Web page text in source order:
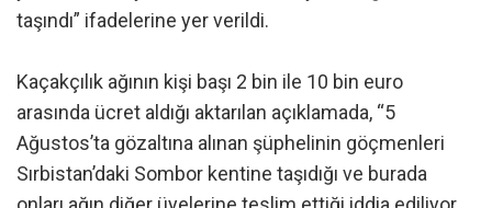
taşındı” ifadelerine yer verildi.
Kaçakçılık ağının kişi başı 2 bin ile 10 bin euro
arasında ücret aldığı aktarılan açıklamada, “5
Ağustos’ta gözaltına alınan şüphelinin göçmenleri
Sırbistan’daki Sombor kentine taşıdığı ve burada